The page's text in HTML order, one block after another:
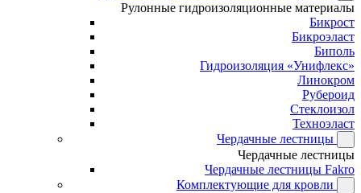
Рулонные гидроизоляционные материалы
Бикрост
Бикроэласт
Биполь
Гидроизоляция «Унифлекс»
Линокром
Рубероид
Стеклоизол
Техноэласт
Чердачные лестницы
Чердачные лестницы
Чердачные лестницы Fakro
Комплектующие для кровли